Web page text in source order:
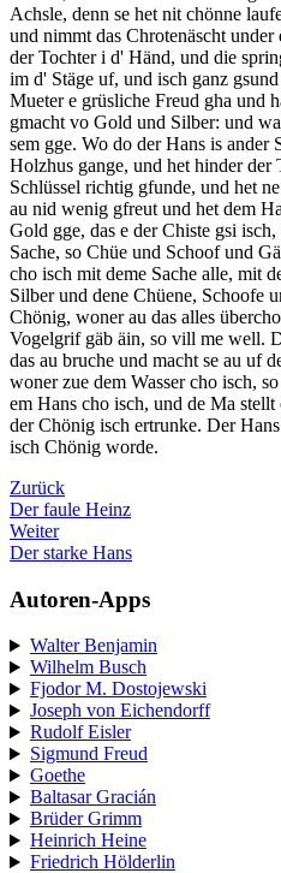
Zurück
Der faule Heinz
Weiter
Der starke Hans
Autoren-Apps
Walter Benjamin
Wilhelm Busch
Fjodor M. Dostojewski
Joseph von Eichendorff
Rudolf Eisler
Sigmund Freud
Goethe
Baltasar Gracián
Brüder Grimm
Heinrich Heine
Friedrich Hölderlin